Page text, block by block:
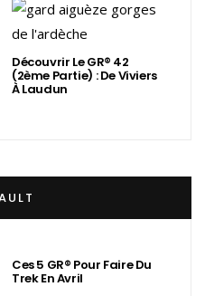
Découvrir Le GR® 42
(2ème Partie) : De Viviers
À Laudun
Ces 5 GR® Pour Faire Du
Trek En Avril